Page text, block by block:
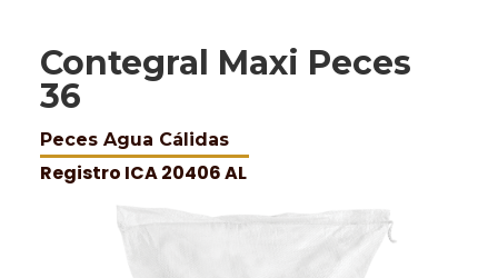
Contegral Maxi Peces
36
Peces Agua Cálidas
Registro ICA 20406 AL